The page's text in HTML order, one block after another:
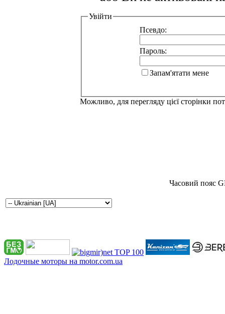
Увійти
Псевдо:
Пароль:
Запам'ятати мене
Можливо, для перегляду цієї сторінки
Часовий пояс
Лодочные моторы на motor.com.ua